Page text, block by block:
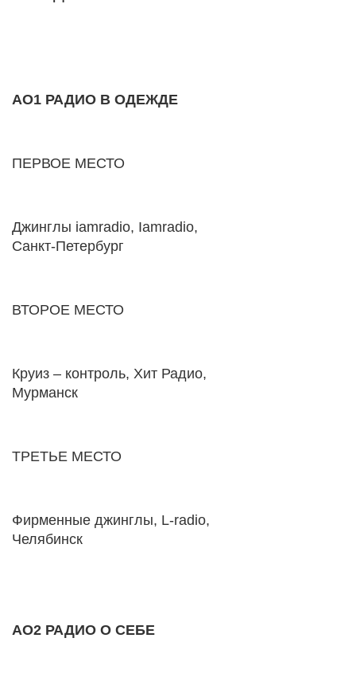
AO1 РАДИО В ОДЕЖДЕ
ПЕРВОЕ МЕСТО
Джинглы iamradio, Iamradio,
Санкт-Петербург
ВТОРОЕ МЕСТО
Круиз – контроль, Хит Радио,
Мурманск
ТРЕТЬЕ МЕСТО
Фирменные джинглы, L-radio,
Челябинск
AO2 РАДИО О СЕБЕ